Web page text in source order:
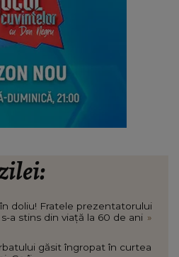
doliu! Fratele prezentatorului
a stins din viață la 60 de ani »
găsit îngropat în curtea